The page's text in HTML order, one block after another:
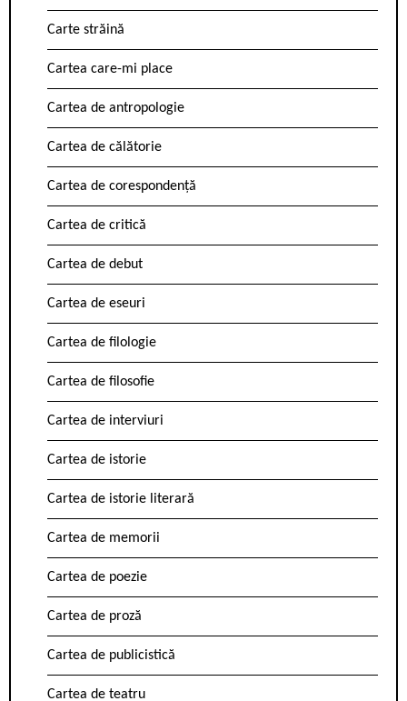
Carte străină
Cartea care-mi place
Cartea de antropologie
Cartea de călătorie
Cartea de corespondență
Cartea de critică
Cartea de debut
Cartea de eseuri
Cartea de filologie
Cartea de filosofie
Cartea de interviuri
Cartea de istorie
Cartea de istorie literară
Cartea de memorii
Cartea de poezie
Cartea de proză
Cartea de publicistică
Cartea de teatru